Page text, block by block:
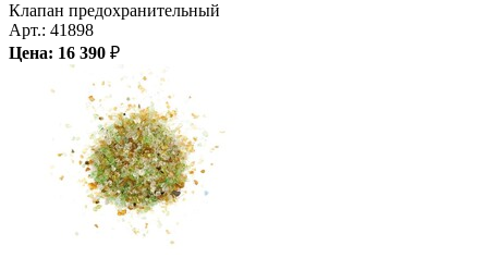
Клапан предохранительный
Арт.: 41898
Цена: 16 390 ₽